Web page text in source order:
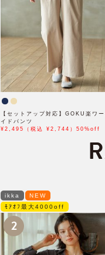
【セットアップ対応】GOKU楽ワー
イドパンツ
¥2,495（税込 ¥2,744）50%off
ikka
NEW
ﾓｱｵﾌ最大4000off
2